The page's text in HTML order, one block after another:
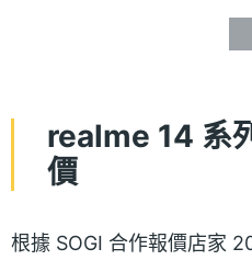
realme 14 系
價
根據 SOGI 合作報價店家